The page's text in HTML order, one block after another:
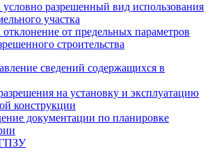
разрешенный вид использования
участка
от предельных параметров
строительства
сведений содержащихся в
на установку и эксплуатацию
конструкции
документации по планировке